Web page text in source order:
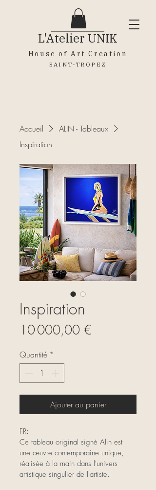
L'Atelier UNIK
House of Art Creation
SAINT-TROPEZ
Accueil
ALIN - Tableaux
Inspiration
Inspiration
10 000,00 €
Quantité *
Ajouter au panier
FR:
Ce tableau original signé Alin est
une œuvre contemporaine unique,
réalisée à la main dans l'univers
artistique singulier de l'artiste.